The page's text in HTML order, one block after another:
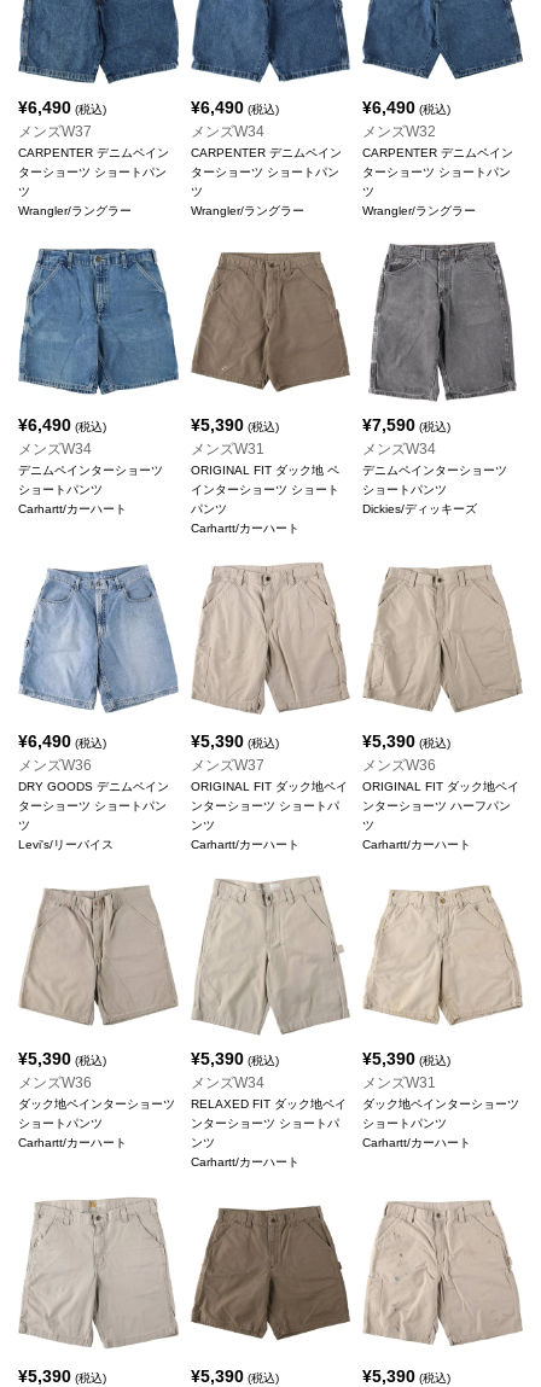
¥6,490 (税込)
メンズW37
CARPENTER デニムペイン
ターショーツ ショートパン
ツ
Wrangler/ラングラー
¥6,490(税込)
メンズW34
CARPENTER デニムペイン
ターショーツ ショートパン
ツ
Wrangler/ラングラー
¥6,490 (税込)
メンズW32
CARPENTER デニムペイン
ターショーツ ショートパン
ツ
Wrangler/ラングラー
¥6,490 (税込)
メンズW34
デニムペインターショーツ
ショートパンツ
Carhartt/カーハート
¥5,390(税込)
メンズW31
ORIGINAL FIT ダック地 ペ
インターショーツ ショート
パンツ
Carhartt/カーハート
¥7,590 (税込)
メンズW34
デニムペインターショーツ
ショートパンツ
Dickies/ディッキーズ
¥6,490 (税込)
メンズW36
DRY GOODS デニムペイン
ターショーツ ショートパン
ツ
Levi's/リーバイス
¥5,390(税込)
メンズW37
ORIGINAL FIT ダック地ペイ
ンターショーツ ショートパ
ンツ
Carhartt/カーハート
¥5,390 (税込)
メンズW36
ORIGINAL FIT ダック地ペイ
ンターショーツ ハーフパン
ツ
Carhartt/カーハート
¥5,390 (税込)
メンズW36
ダック地ペインターショーツ
ショートパンツ
Carhartt/カーハート
¥5,390(税込)
メンズW34
RELAXED FIT ダック地ペイ
ンターショーツ ショートパ
ンツ
Carhartt/カーハート
¥5,390 (税込)
メンズW31
ダック地ペインターショーツ
ショートパンツ
Carhartt/カーハート
¥5,390 (税込) ¥5,390(税込) ¥5,390 (税込)